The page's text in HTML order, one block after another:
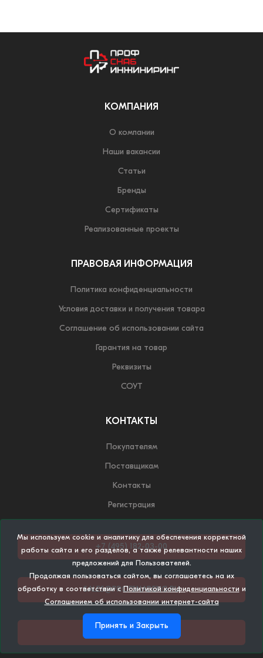
Мы используем cookie и аналитику для обеспечения корректной
работы сайта и его разделов, а также релевантности наших
предложений для Пользователей.
Продолжая пользоваться сайтом, вы соглашаетесь на их
обработку в соответствии сПолитикой конфиденциальности и
Соглашением об использовании интернет-сайта
Принять и Закрыть
КОМПАНИЯ
О компании
Наши вакансии
Статьи
Бренды
Сертификаты
Реализованные проекты
ПРАВОВАЯ ИНФОРМАЦИЯ
Политика конфиденциальности
Условия доставки и получения товара
Соглашение об использовании сайта
Гарантия на товар
Реквизиты
СОУТ
КОНТАКТЫ
Покупателям
Поставщикам
Контакты
Регистрация
+7 (495) 182-03-00
SALES@PROFSNABENG.RU
НАПИСАТЬ